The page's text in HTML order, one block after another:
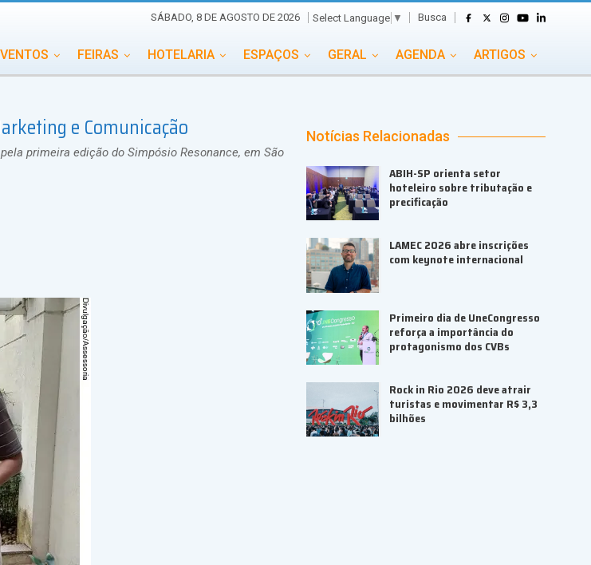
SÁBADO, 8 DE AGOSTO DE 2026 Select Language ▼ Busca
FEIRAS HOTELARIA ESPAÇOS GERAL AGENDA ARTIGOS
DE EVENTOS PERSONALIDADE PORTAL EVENTOS TV TRANSPORTES
TURISMO VAI E VEM
e Comunicação
primeira edição do Simpósio Resonance, em São
Notícias Relacionadas
ABIH-SP orienta setor
hoteleiro sobre tributação e
precificação
LAMEC 2026 abre inscrições
com keynote internacional
Primeiro dia de UneCongresso
reforça a importância do
protagonismo dos CVBs
Rock in Rio 2026 deve atrair
turistas e movimentar R$ 3,3
bilhões